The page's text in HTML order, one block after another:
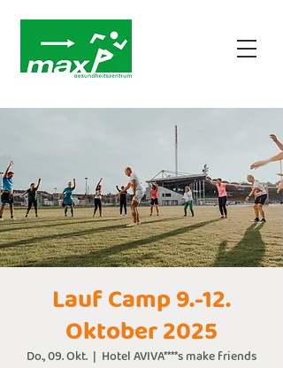
Lauf Camp 9.-12.
Oktober 2025
Do., 09. Okt.
  |
Hotel AVIVA****s make friends